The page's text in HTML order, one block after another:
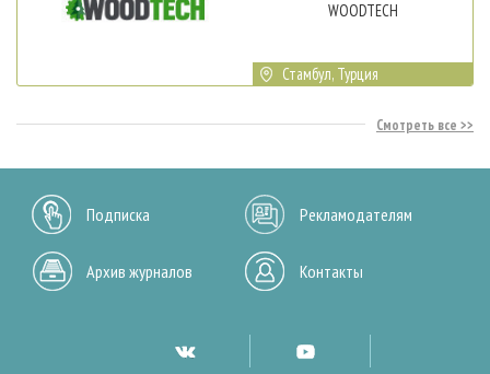
WOODTECH
Стамбул, Турция
Смотреть все
Подписка Рекламодателям
Архив журналов Контакты